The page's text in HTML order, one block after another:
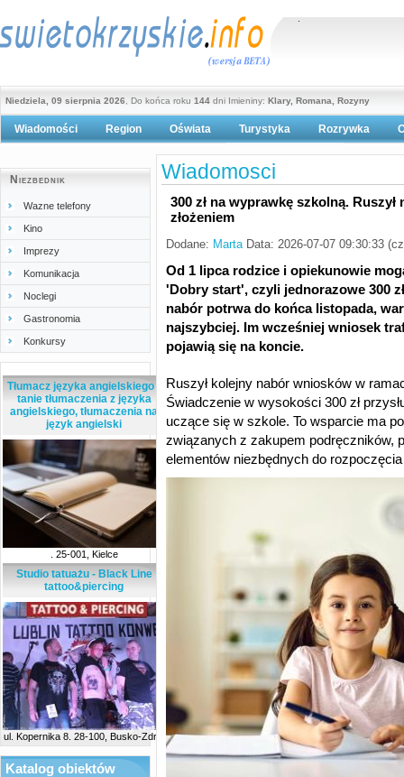
Niedziela, 09 sierpnia 2026 , Do końca roku 144 dni Imieniny: Klary, Romana, Rozyny
Wiadomości Region Oświata Turystyka
Polityka prywatności
Rozrywka
Niezbednik
Wazne telefony
Kino
Imprezy
Komunikacja
Noclegi
Gastronomia
Konkursy
Tłumacz języka angielskiego -
tanie tłumaczenia z języka
angielskiego, tłumaczenia na
język angielski
. 25-001, Kielce
Studio tatuażu - Black Line
tattoo&piercing
ul. Kopernika 8. 28-100, Busko-Zdrój
Katalog obiektów
Wiadomosci
300 zł na wyprawkę szkolną.
złożeniem
Dodane: MartaData: 2026-07-07 09:30:33
Od 1 lipca rodzice i opiekunowie
'Dobry start', czyli jednorazowe 300
nabór potrwa do końca listopada,
najszybciej. Im wcześniej wniosek
pojawią się na koncie.
Ruszył kolejny nabór wniosków w
Świadczenie w wysokości 300 zł
uczące się w szkole. To wsparcie ma
związanych z zakupem podręczników,
elementów niezbędnych do